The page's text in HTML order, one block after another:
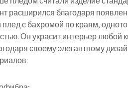
расширился благодаря
с бахромой по краям,
Он украсит интерьер любой
своему элегантному